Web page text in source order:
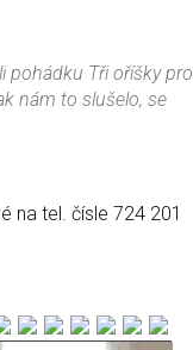
pohádku Tři oříšky pro
nám to slušelo, se
na tel. čísle 724 201